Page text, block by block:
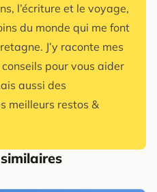
l’écriture et le voyage,
du monde qui me font
J’y raconte mes
pour vous aider
aussi des
meilleurs restos &